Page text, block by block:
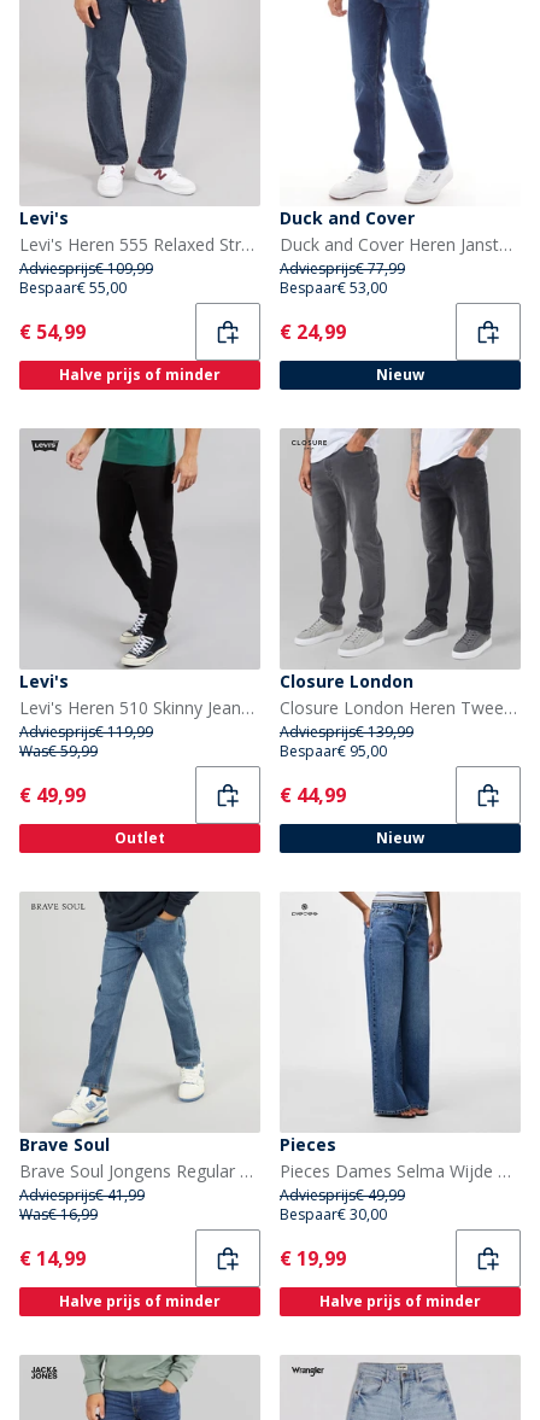
Levi's
Levi's Heren 555 Relaxed Straight Jeans The Midnight Blues Show
Adviesprijs€ 109,99
Bespaar€ 55,00
Current
€ 54,99
Halve prijs of minder
Duck and Cover
Duck and Cover Heren Janstar Straight jeans Blauw
Adviesprijs€ 77,99
Bespaar€ 53,00
Current
€ 24,99
Nieuw
Levi's
Levi's Heren 510 Skinny Jeans Black Leaf
Adviesprijs€ 119,99
Was€ 59,99
Current
€ 49,99
Outlet
Closure London
Closure London Heren Twee Pak Rechte Pasvorm Denim Jeans Zwart Wash / Grijs Wash
Adviesprijs€ 139,99
Bespaar€ 95,00
Current
€ 44,99
Nieuw
Brave Soul
Brave Soul Jongens Regular Fit Jeans Midden Blauw
Adviesprijs€ 41,99
Was€ 16,99
Current
€ 14,99
Halve prijs of minder
Pieces
Pieces Dames Selma Wijde Pijp Jeans Medium Blue Denim
Adviesprijs€ 49,99
Bespaar€ 30,00
Current
€ 19,99
Halve prijs of minder